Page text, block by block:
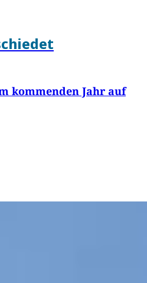
kommenden Jahr auf